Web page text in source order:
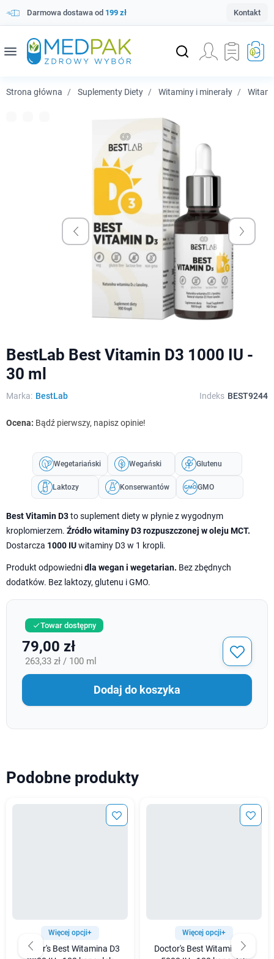
Darmowa dostawa od 199 zł Kontakt
menu
Strona główna Suplementy Diety Witaminy i minerały
BestLab Best Vitamin D3 1000 IU -
30 ml
Marka: BestLab Indeks BEST9244
Ocena: Bądź pierwszy, napisz opinie!
Wegetariański Wegański Glutenu
Laktozy Konserwantów GMO
Best Vitamin D3to suplement diety w płynie z wygodnym
kroplomierzem. Źródło witaminy D3 rozpuszczonej w oleju MCT.
Dostarcza 1000 IUwitaminy D3 w 1 kropli.
Produkt odpowiednidla wegan i wegetarian. Bez zbędnych
dodatków. Bez laktozy, glutenu i GMO.
Towar dostępny
79,00 zł
263,33 zł / 100 ml
Dodaj do koszyka
Podobne produkty
Więcej opcji+
Doctor's Best Witamina D3
Więcej opcji+
Doctor's Best Witamina D3